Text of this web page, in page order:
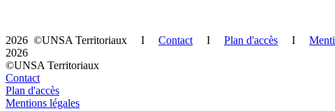
2026 ©UNSA Territoriaux I Contact I Plan d'accès I
2026
©UNSA Territoriaux
Contact
Plan d'accès
Mentions légales